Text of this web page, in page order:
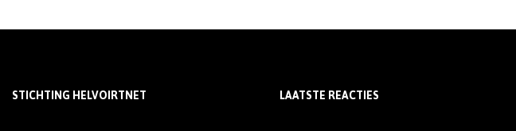
STICHTING HELVOIRTNET LAATSTE REACTIES